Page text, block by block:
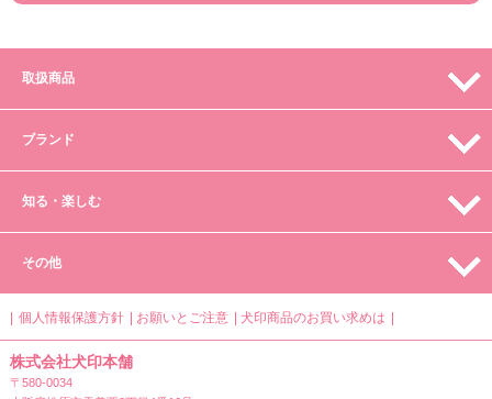
取扱商品
ブランド
知る・楽しむ
その他
個人情報保護方針 お願いとご注意 犬印商品のお買い求めは
株式会社犬印本舗
〒580-0034